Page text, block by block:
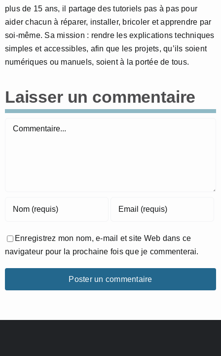
plus de 15 ans, il partage des tutoriels pas à pas pour
aider chacun à réparer, installer, bricoler et apprendre par
soi-même. Sa mission : rendre les explications techniques
simples et accessibles, afin que les projets, qu’ils soient
numériques ou manuels, soient à la portée de tous.
Laisser un commentaire
Commentaire
Enregistrez mon nom, e-mail et site Web dans ce
navigateur pour la prochaine fois que je commenterai.